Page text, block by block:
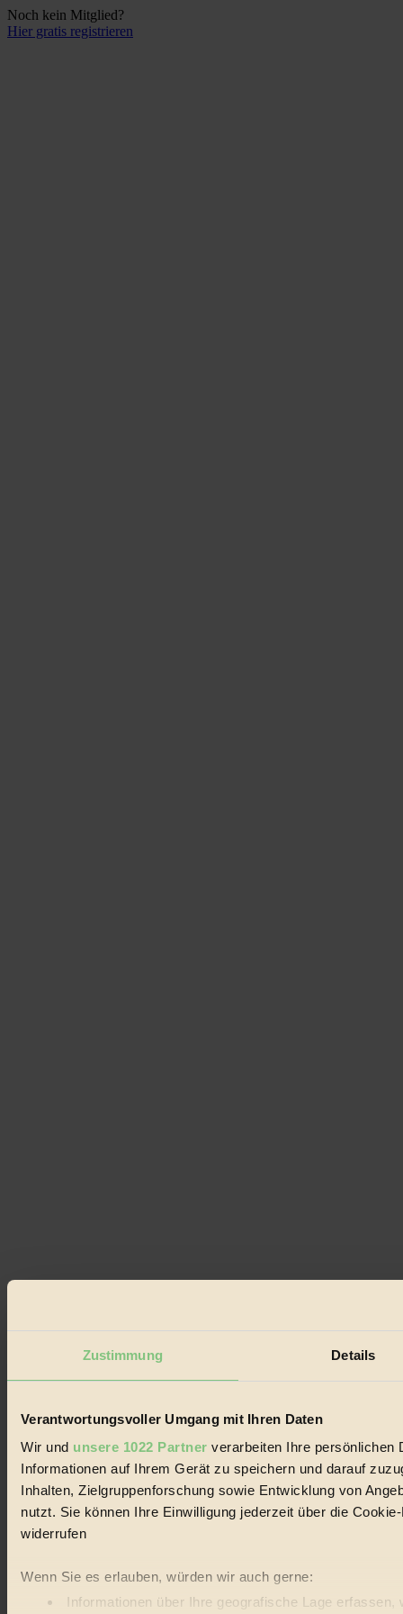
Zustimmung Details
Verantwortungsvoller Umgang mit Ihren Daten
Wir und unsere 1022 Partner verarbeiten Ihre persönlichen
Informationen auf Ihrem Gerät zu speichern und darauf
Inhalten, Zielgruppenforschung sowie Entwicklung von
nutzt. Sie können Ihre Einwilligung jederzeit über die
widerrufen
Wenn Sie es erlauben, würden wir auch gerne:
Informationen über Ihre geografische Lage
Noch kein Mitglied?
Hier gratis registrieren